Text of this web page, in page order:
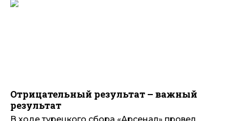
Отрицательный результат – важный
результат